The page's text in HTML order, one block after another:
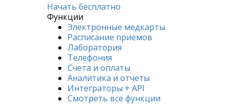
Начать бесплатно
Функции
Электронные медкарты
Расписание приемов
Лаборатория
Телефония
Счета и оплаты
Аналитика и отчеты
Интеграторы + API
Смотреть все функции